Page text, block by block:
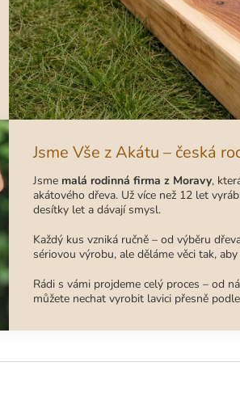
Jsme Vše z Akátu – česká
Jsme malá rodinná firma z Moravy,
akátového dřeva. Už více než 12 let
desítky let a dávají smysl.
Každý kus vzniká ručně – od výběru
sériovou výrobu, ale děláme věci tak,
Rádi s vámi projdeme celý proces – od
můžete nechat vyrobit lavici přesně